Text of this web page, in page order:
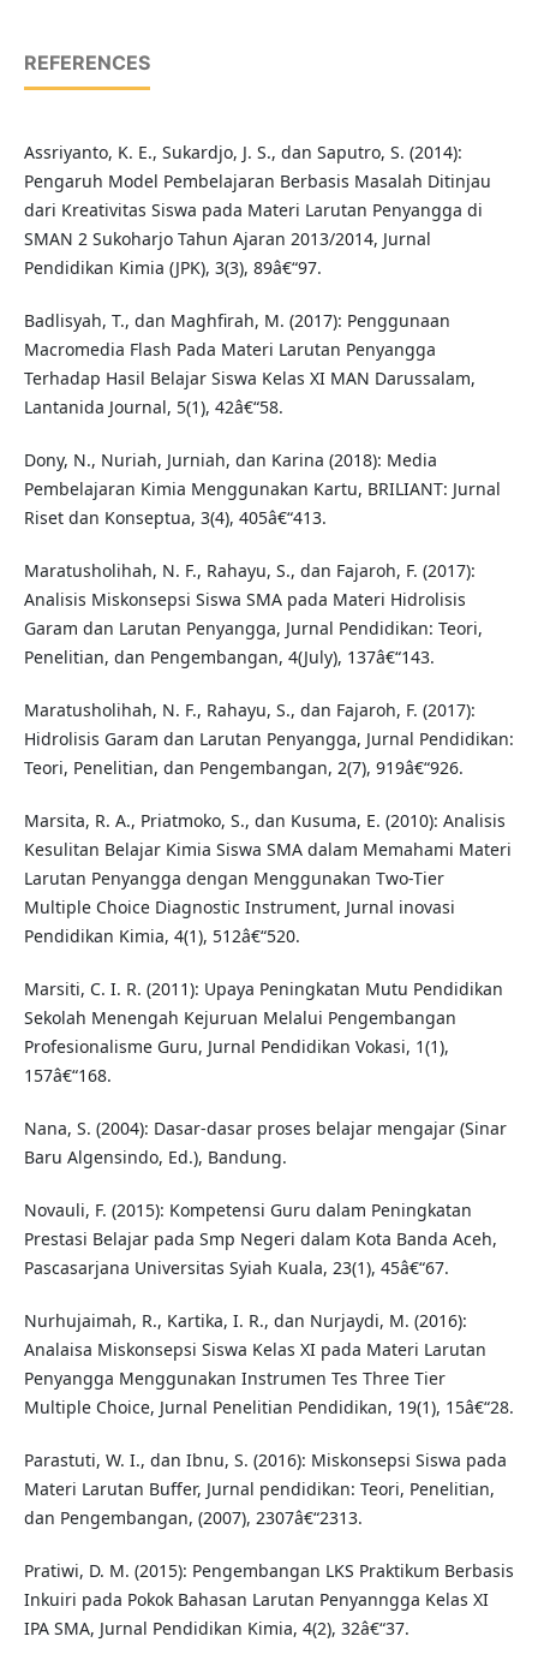
REFERENCES
Assriyanto, K. E., Sukardjo, J. S., dan Saputro, S. (2014):
Pengaruh Model Pembelajaran Berbasis Masalah Ditinjau
dari Kreativitas Siswa pada Materi Larutan Penyangga di
SMAN 2 Sukoharjo Tahun Ajaran 2013/2014, Jurnal
Pendidikan Kimia (JPK), 3(3), 89â€“97.
Badlisyah, T., dan Maghfirah, M. (2017): Penggunaan
Macromedia Flash Pada Materi Larutan Penyangga
Terhadap Hasil Belajar Siswa Kelas XI MAN Darussalam,
Lantanida Journal, 5(1), 42â€“58.
Dony, N., Nuriah, Jurniah, dan Karina (2018): Media
Pembelajaran Kimia Menggunakan Kartu, BRILIANT: Jurnal
Riset dan Konseptua, 3(4), 405â€“413.
Maratusholihah, N. F., Rahayu, S., dan Fajaroh, F. (2017):
Analisis Miskonsepsi Siswa SMA pada Materi Hidrolisis
Garam dan Larutan Penyangga, Jurnal Pendidikan: Teori,
Penelitian, dan Pengembangan, 4(July), 137â€“143.
Maratusholihah, N. F., Rahayu, S., dan Fajaroh, F. (2017):
Hidrolisis Garam dan Larutan Penyangga, Jurnal Pendidikan:
Teori, Penelitian, dan Pengembangan, 2(7), 919â€“926.
Marsita, R. A., Priatmoko, S., dan Kusuma, E. (2010): Analisis
Kesulitan Belajar Kimia Siswa SMA dalam Memahami Materi
Larutan Penyangga dengan Menggunakan Two-Tier
Multiple Choice Diagnostic Instrument, Jurnal inovasi
Pendidikan Kimia, 4(1), 512â€“520.
Marsiti, C. I. R. (2011): Upaya Peningkatan Mutu Pendidikan
Sekolah Menengah Kejuruan Melalui Pengembangan
Profesionalisme Guru, Jurnal Pendidikan Vokasi, 1(1),
157â€“168.
Nana, S. (2004): Dasar-dasar proses belajar mengajar (Sinar
Baru Algensindo, Ed.), Bandung.
Novauli, F. (2015): Kompetensi Guru dalam Peningkatan
Prestasi Belajar pada Smp Negeri dalam Kota Banda Aceh,
Pascasarjana Universitas Syiah Kuala, 23(1), 45â€“67.
Nurhujaimah, R., Kartika, I. R., dan Nurjaydi, M. (2016):
Analaisa Miskonsepsi Siswa Kelas XI pada Materi Larutan
Penyangga Menggunakan Instrumen Tes Three Tier
Multiple Choice, Jurnal Penelitian Pendidikan, 19(1), 15â€“28.
Parastuti, W. I., dan Ibnu, S. (2016): Miskonsepsi Siswa pada
Materi Larutan Buffer, Jurnal pendidikan: Teori, Penelitian,
dan Pengembangan, (2007), 2307â€“2313.
Pratiwi, D. M. (2015): Pengembangan LKS Praktikum Berbasis
Inkuiri pada Pokok Bahasan Larutan Penyanngga Kelas XI
IPA SMA, Jurnal Pendidikan Kimia, 4(2), 32â€“37.